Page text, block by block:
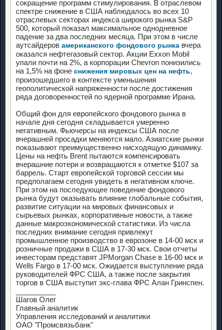
сокращение программ стимулирования. В отраслевом
спектре снижение в США наблюдалось во всех 10
отраслевых секторах индекса широкого рынка S&P
500, который показал максимальное однодневное
падение за два последних месяца. При этом в числе
аутсайдеров американского фондового рынка вчера
оказался нефтегазовый сектор. Акции Exxon Mobil
упали почти на 2%, а корпорации Chevron понизились
на 1,5% на фоне снижения мировых цен на нефть,
произошедшего в контексте уменьшения
геополитической напряженности после достижения
ряда договоренностей по ядерной программе Ирана.
Общий фон для европейского фондового рынка в
начале дня сегодня складывается умеренно
негативным. Фьючерсы на индексы США после
вчерашней просадки меняются мало. Азиатские рынки
показывают преимущественно нисходящую динамику.
Цены на нефть Brent пытаются компенсировать
вчерашние потери и возвращаются к отметке $107 за
баррель. Старт европейской торговой сессии мы
предполагаем сегодня увидеть в негативном ключе.
При этом на последующее поведение фондового
рынка будут оказывать влияние глобальные события,
развитие ситуации на мировых финансовых и
сырьевых рынках, корпоративные новости, а также
данные макроэкономической статистики. Из числа
последних внимание сегодня привлекут
промышленное производство в еврозоне в 14-00 мск и
розничные продажи в США в 17-30 мск. Свои отчеты
инвесторам представят JPMorgan Chase в 16-00 мск и
Wells Fargo в 17-00 мск. Ожидается выступление ряда
руководителей ФРС США, а также после закрытия
торгов в США выступит экс-глава ФРС Алан Гринспен.
Шагов Олег
Главный аналитик
Управления исследований и аналитики
ОАО "Промсвязьбанк"